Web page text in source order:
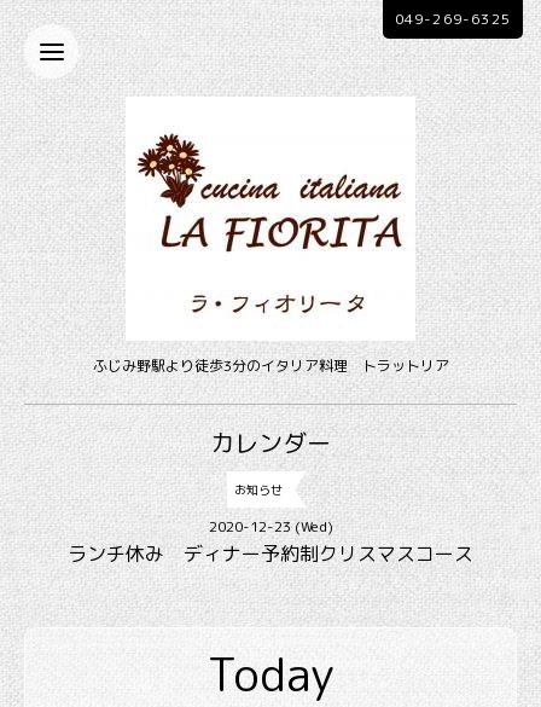
ふじみ野駅より徒歩3分のイタリア料理 トラットリア
049-269-6325
カレンダー
お知らせ
2020-12-23 (Wed)
ランチ休み ディナー予約制クリスマスコース
Today